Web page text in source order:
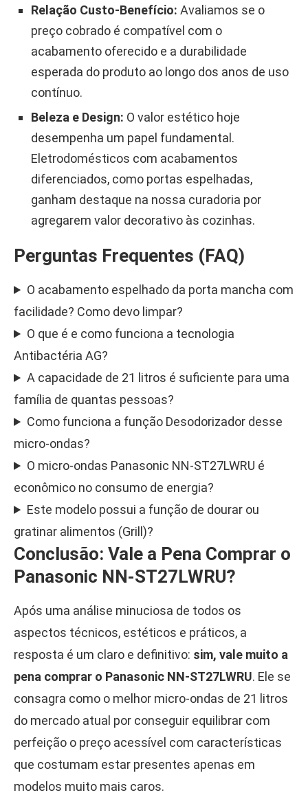
Relação Custo-Benefício: Avaliamos se o
preço cobrado é compatível com o
acabamento oferecido e a durabilidade
esperada do produto ao longo dos anos de uso
contínuo.
Beleza e Design: O valor estético hoje
desempenha um papel fundamental.
Eletrodomésticos com acabamentos
diferenciados, como portas espelhadas,
ganham destaque na nossa curadoria por
agregarem valor decorativo às cozinhas.
Perguntas Frequentes (FAQ)
O acabamento espelhado da porta mancha com
facilidade? Como devo limpar?
O que é e como funciona a tecnologia
Antibactéria AG?
A capacidade de 21 litros é suficiente para uma
família de quantas pessoas?
Como funciona a função Desodorizador desse
micro-ondas?
O micro-ondas Panasonic NN-ST27LWRU é
econômico no consumo de energia?
Este modelo possui a função de dourar ou
gratinar alimentos (Grill)?
Conclusão: Vale a Pena Comprar o
Panasonic NN-ST27LWRU?
Após uma análise minuciosa de todos os
aspectos técnicos, estéticos e práticos, a
resposta é um claro e definitivo: sim, vale muito a
pena comprar o Panasonic NN-ST27LWRU. Ele se
consagra como o melhor micro-ondas de 21 litros
do mercado atual por conseguir equilibrar com
perfeição o preço acessível com características
que costumam estar presentes apenas em
modelos muito mais caros.